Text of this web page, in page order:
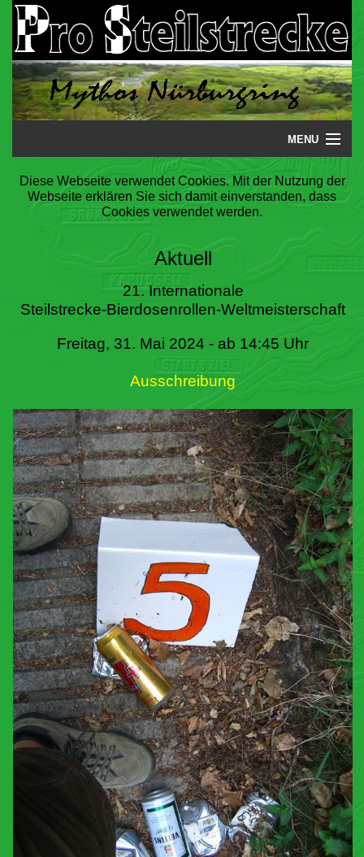
MENU
Startseite
Steilstrecke
Literatur
Termine
Diese Webseite verwendet Cookies. Mit der Nutzung der
Webseite erklären Sie sich damit einverstanden, dass
Cookies verwendet werden.
Aktuell
21. Internationale
Steilstrecke-Bierdosenrollen-Weltmeisterschaft
Freitag, 31. Mai 2024 - ab 14:45 Uhr
Ausschreibung